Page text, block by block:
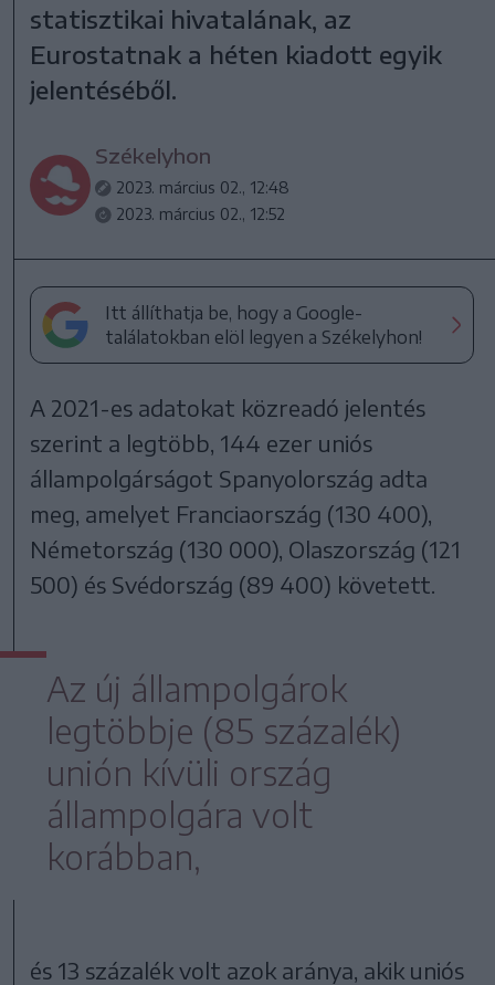
statisztikai hivatalának, az
Eurostatnak a héten kiadott egyik
jelentéséből.
Székelyhon
2023. március 02., 12:48
2023. március 02., 12:52
Itt állíthatja be, hogy a Google-
találatokban elöl legyen a Székelyhon!
A 2021-es adatokat közreadó jelentés
szerint a legtöbb, 144 ezer uniós
állampolgárságot Spanyolország adta
meg, amelyet Franciaország (130 400),
Németország (130 000), Olaszország (121
500) és Svédország (89 400) követett.
Az új állampolgárok
legtöbbje (85 százalék)
unión kívüli ország
állampolgára volt
korábban,
és 13 százalék volt azok aránya, akik uniós